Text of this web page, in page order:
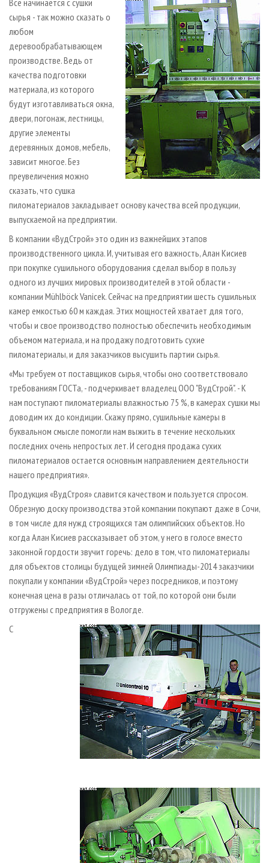
Все начинается с сушки
сырья - так можно сказать о
любом
деревообрабатывающем
производстве. Ведь от
качества подготовки
материала, из которого
будут изготавливаться окна,
двери, погонаж, лестницы,
другие элементы
деревянных домов, мебель,
зависит многое. Без
преувеличения можно
сказать, что сушка
пиломатериалов закладывает основу качества всей продукции,
выпускаемой на предприятии.
В компании «ВудСтрой» это один из важнейших этапов
производственного цикла. И, учитывая его важность, Алан Кисиев
при покупке сушильного оборудования сделал выбор в пользу
одного из лучших мировых производителей в этой области -
компании Mühlböck Vanicek. Сейчас на предприятии шесть сушильных
камер емкостью 60 м каждая. Этих мощностей хватает для того,
чтобы и свое производство полностью обеспечить необходимым
объемом материала, и на продажу подготовить сухие
пиломатериалы, и для заказчиков высушить партии сырья.
«Мы требуем от поставщиков сырья, чтобы оно соответствовало
требованиям ГОСТа, - подчеркивает владелец ООО "ВудСтрой". - К
нам поступают пиломатериалы влажностью 75 %, в камерах сушки мы
доводим их до кондиции. Скажу прямо, сушильные камеры в
буквальном смысле помогли нам выжить в течение нескольких
последних очень непростых лет. И сегодня продажа сухих
пиломатериалов остается основным направлением деятельности
нашего предприятия».
Продукция «ВудСтроя» славится качеством и пользуется спросом.
Обрезную доску производства этой компании покупают даже в Сочи,
в том числе для нужд строящихся там олимпийских объектов. Но
когда Алан Кисиев рассказывает об этом, у него в голосе вместо
законной гордости звучит горечь: дело в том, что пиломатериалы
для объектов столицы будущей зимней Олимпиады-2014 заказчики
покупали у компании «ВудСтрой» через посредников, и поэтому
конечная цена в разы отличалась от той, по которой они были
отгружены с предприятия в Вологде.
С